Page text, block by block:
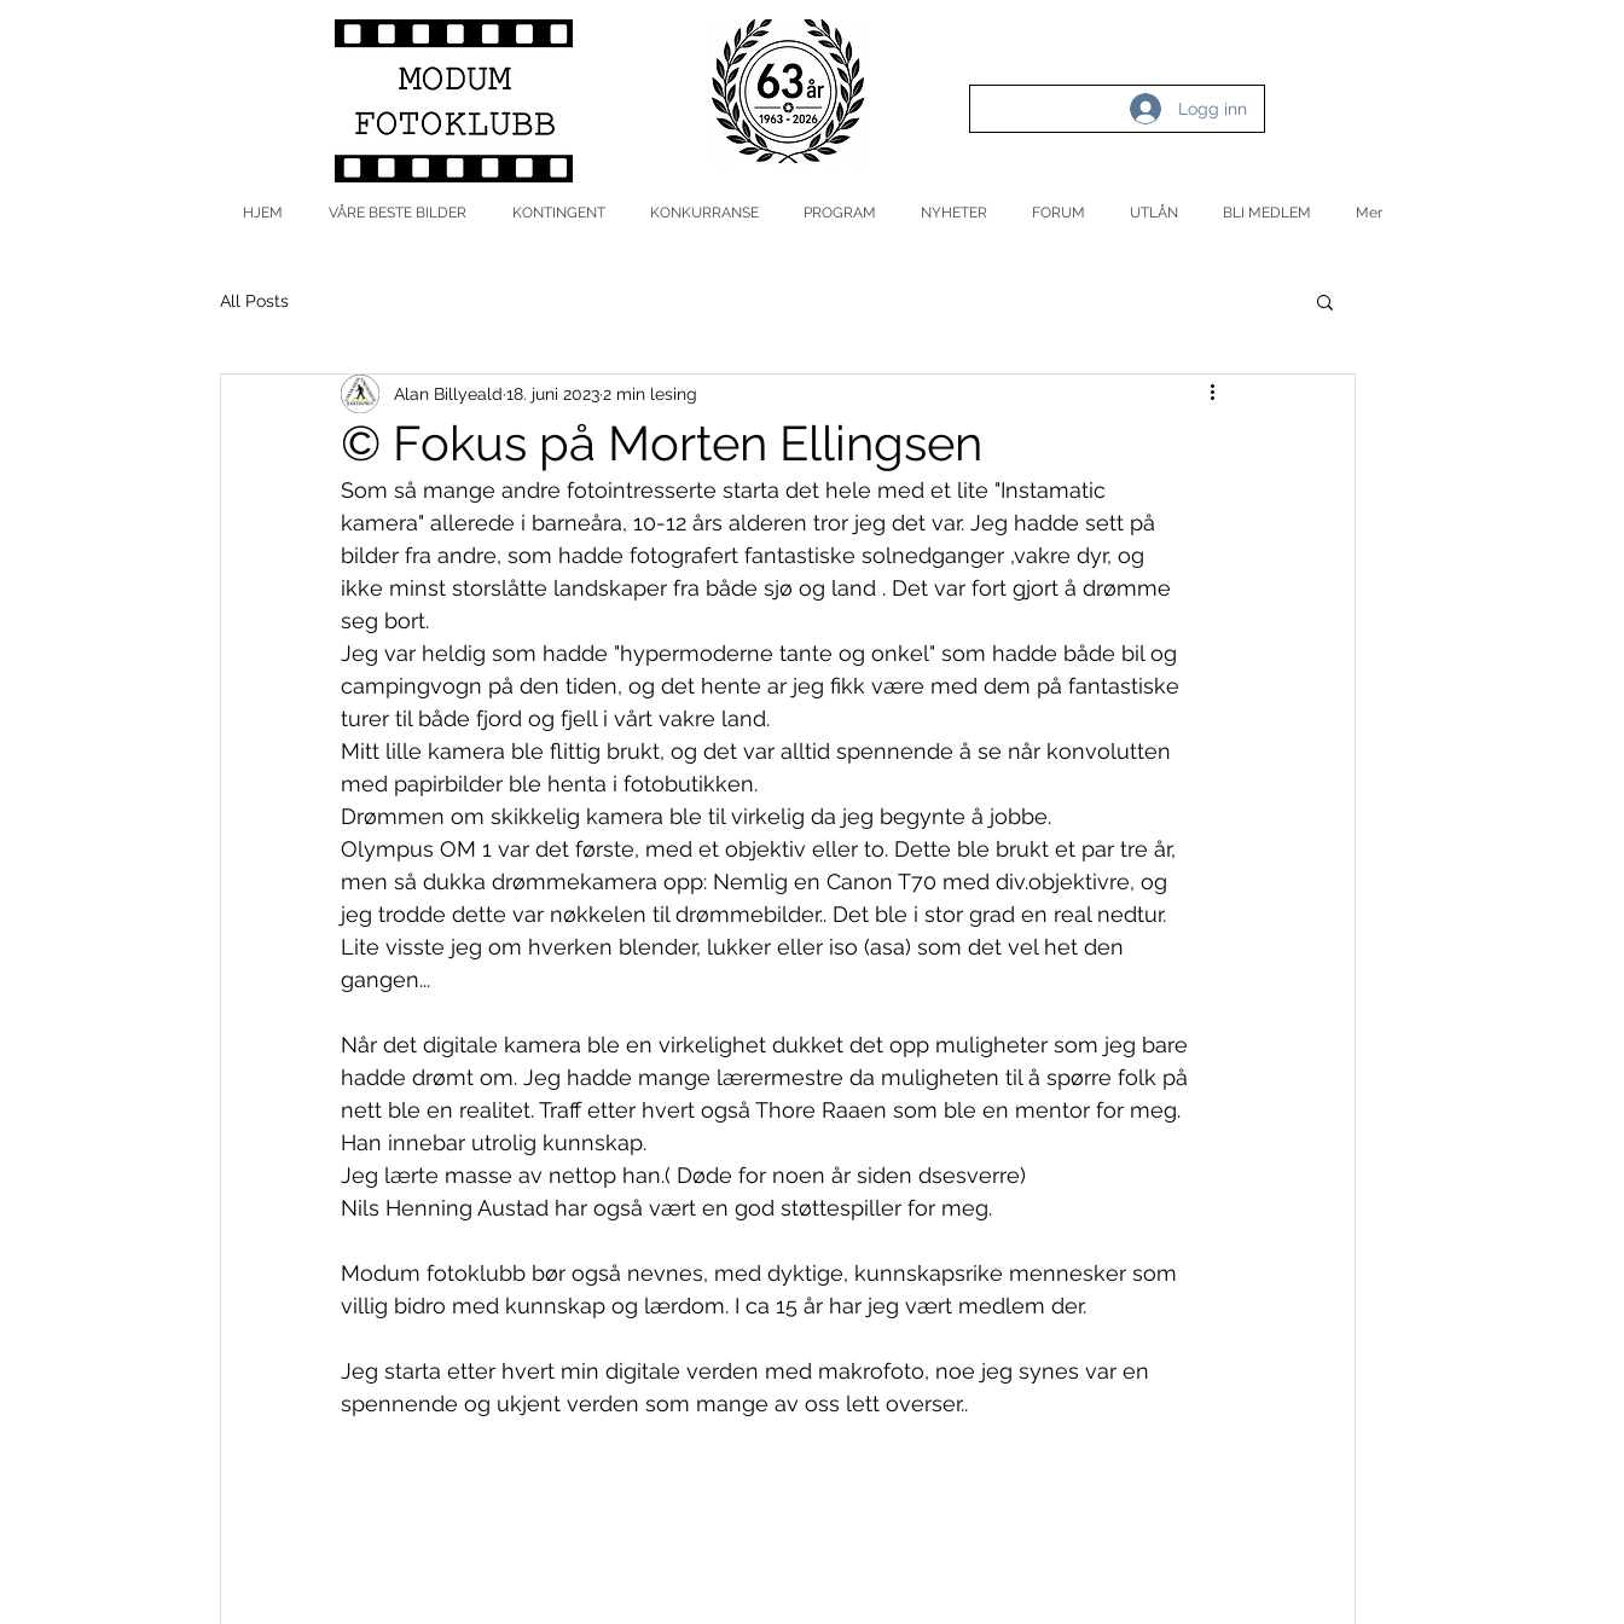
Logg inn
HJEM VÅRE BESTE BILDER KONTINGENT KONKURRANSE PROGRAM NYHETER FORUM UTLÅN BLI MEDLEM Mer
All Posts
© Fokus på Morten Ellingsen
Alan Billyeald 18. juni 20232 min lesing
Som så mange andre fotointresserte starta det hele med et lite "Instamatic
kamera" allerede i barneåra, 10-12 års alderen tror jeg det var. Jeg hadde sett på
bilder fra andre, som hadde fotografert fantastiske solnedganger ,vakre dyr, og
ikke minst storslåtte landskaper fra både sjø og land . Det var fort gjort å drømme
seg bort.
Jeg var heldig som hadde "hypermoderne tante og onkel" som hadde både bil og
campingvogn på den tiden, og det hente ar jeg fikk være med dem på fantastiske
turer til både fjord og fjell i vårt vakre land.
Mitt lille kamera ble flittig brukt, og det var alltid spennende å se når konvolutten
med papirbilder ble henta i fotobutikken.
Drømmen om skikkelig kamera ble til virkelig da jeg begynte å jobbe.
Olympus OM 1 var det første, med et objektiv eller to. Dette ble brukt et par tre år,
men så dukka drømmekamera opp: Nemlig en Canon T70 med div.objektivre, og
jeg trodde dette var nøkkelen til drømmebilder.. Det ble i stor grad en real nedtur.
Lite visste jeg om hverken blender, lukker eller iso (asa) som det vel het den
gangen...
Når det digitale kamera ble en virkelighet dukket det opp muligheter som jeg bare
hadde drømt om. Jeg hadde mange lærermestre da muligheten til å spørre folk på
nett ble en realitet. Traff etter hvert også Thore Raaen som ble en mentor for meg.
Han innebar utrolig kunnskap.
Jeg lærte masse av nettop han.( Døde for noen år siden dsesverre)
Nils Henning Austad har også vært en god støttespiller for meg.
Modum fotoklubb bør også nevnes, med dyktige, kunnskapsrike mennesker som
villig bidro med kunnskap og lærdom. I ca 15 år har jeg vært medlem der.
Jeg starta etter hvert min digitale verden med makrofoto, noe jeg synes var en
spennende og ukjent verden som mange av oss lett overser..